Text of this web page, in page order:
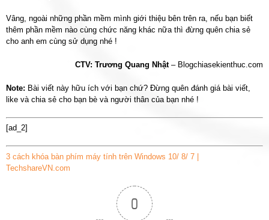
Vâng, ngoài những phần mềm mình giới thiệu bên trên ra, nếu bạn biết
thêm phần mềm nào cùng chức năng khác nữa thì đừng quên chia sẻ
cho anh em cùng sử dụng nhé !
CTV: Trương Quang Nhật– Blogchiasekienthuc.com
Note: Bài viết này hữu ích với bạn chứ? Đừng quên đánh giá bài viết,
like và chia sẻ cho bạn bè và người thân của bạn nhé !
[ad_2]
3 cách khóa bàn phím máy tính trên Windows 10/ 8/ 7 |
TechshareVN.com
0